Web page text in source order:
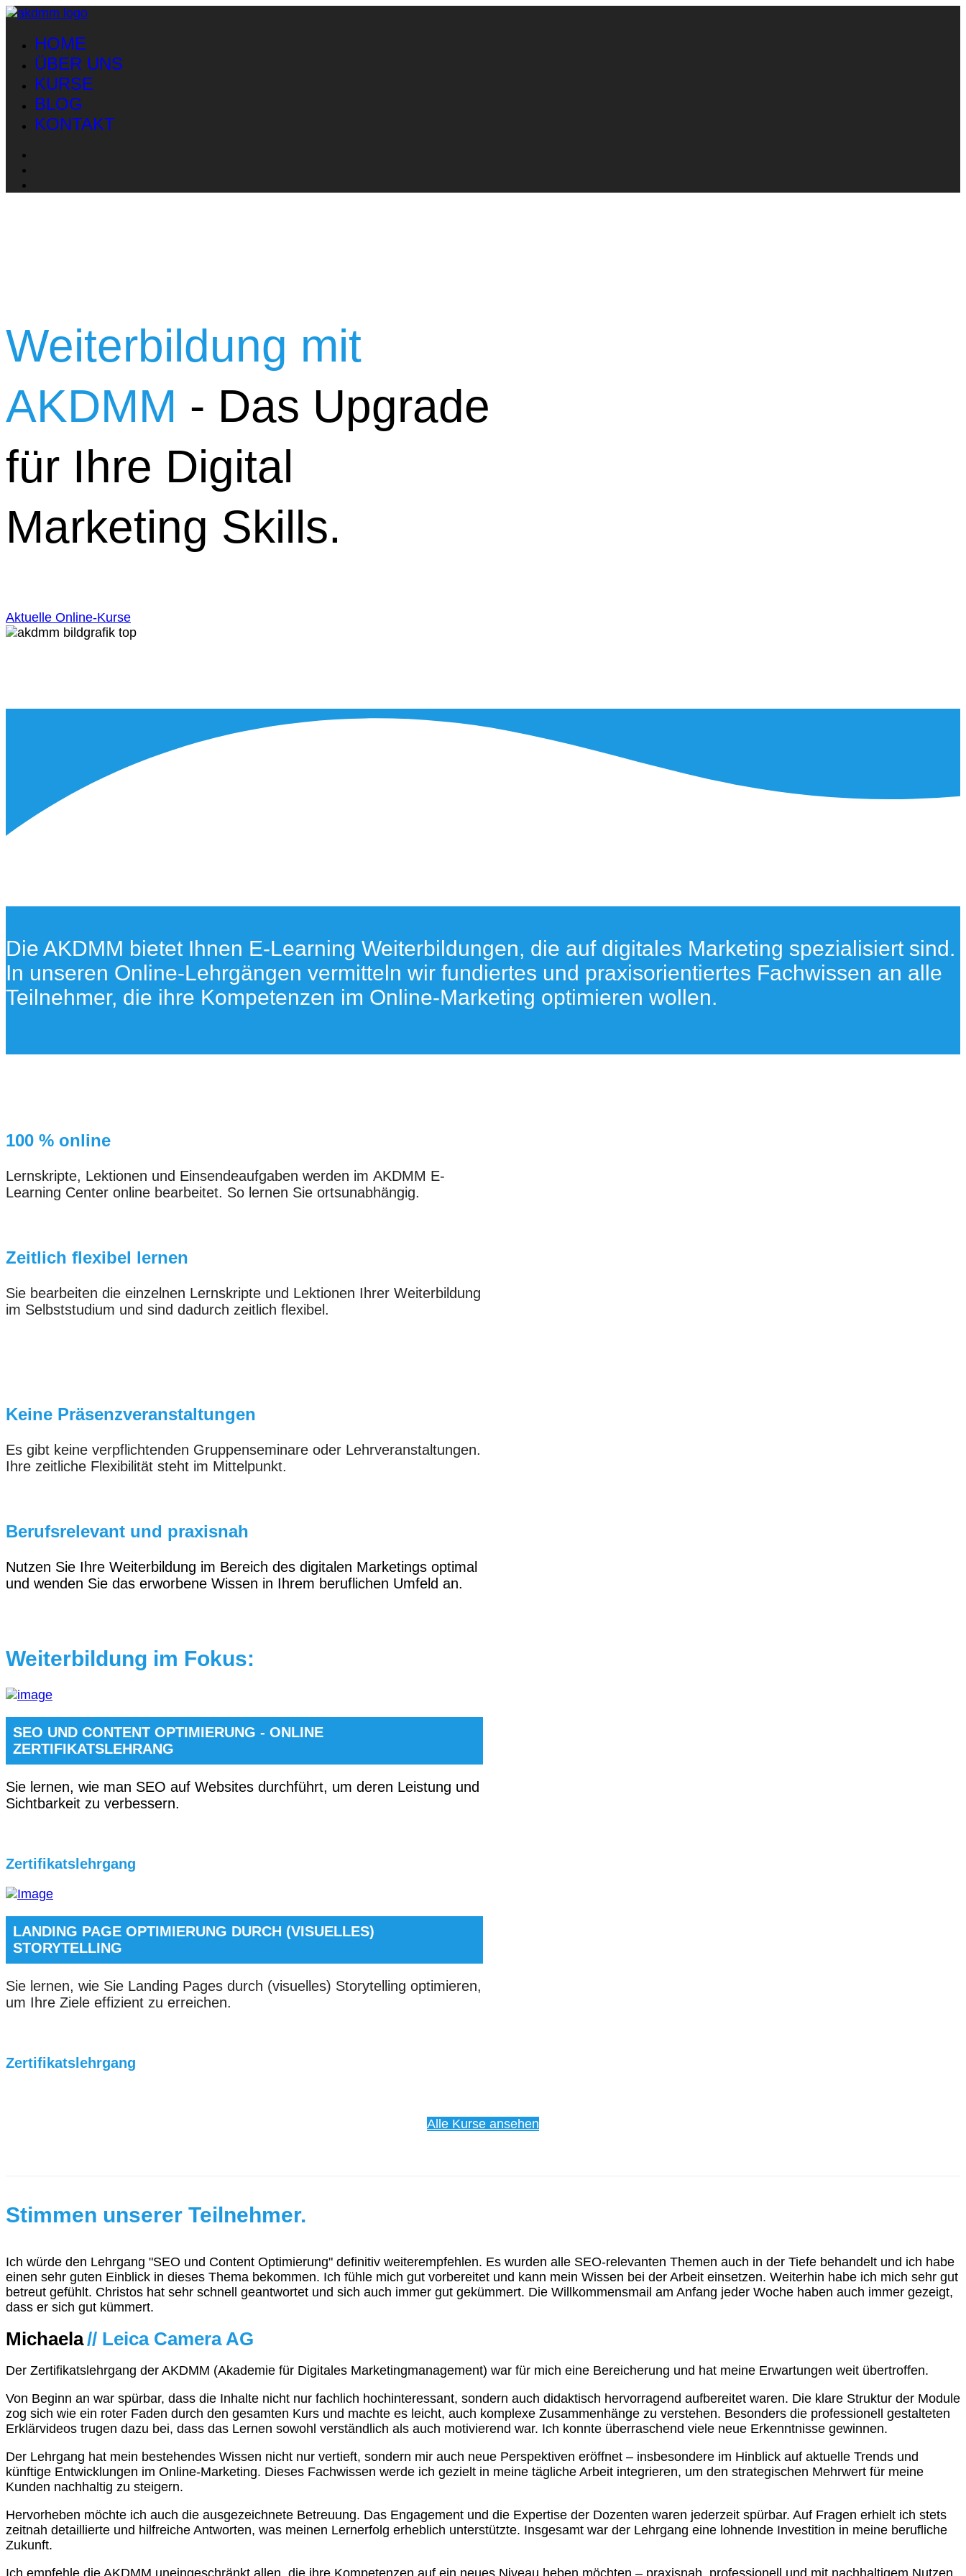
HOME
ÜBER UNS
KURSE
BLOG
KONTAKT
Weiterbildung mit
AKDMM - Das Upgrade
für Ihre Digital
Marketing Skills.
Aktuelle Online-Kurse
Die AKDMM bietet Ihnen E-Learning Weiterbildungen, die auf digitales Marketing spezialisiert sind.
In unseren Online-Lehrgängen vermitteln wir fundiertes und praxisorientiertes Fachwissen an alle
Teilnehmer, die ihre Kompetenzen im Online-Marketing optimieren wollen.
100 % online
Lernskripte, Lektionen und Einsendeaufgaben werden im AKDMM E-
Learning Center online bearbeitet. So lernen Sie ortsunabhängig.
Zeitlich flexibel lernen
Sie bearbeiten die einzelnen Lernskripte und Lektionen Ihrer Weiterbildung
im Selbststudium und sind dadurch zeitlich flexibel.
Keine Präsenzveranstaltungen
Es gibt keine verpflichtenden Gruppenseminare oder Lehrveranstaltungen.
Ihre zeitliche Flexibilität steht im Mittelpunkt.
Berufsrelevant und praxisnah
Nutzen Sie Ihre Weiterbildung im Bereich des digitalen Marketings optimal
und wenden Sie das erworbene Wissen in Ihrem beruflichen Umfeld an.
Weiterbildung im Fokus:
SEO UND CONTENT OPTIMIERUNG - ONLINE
ZERTIFIKATSLEHRANG
Sie lernen, wie man SEO auf Websites durchführt, um deren Leistung und
Sichtbarkeit zu verbessern.
Zertifikatslehrgang
LANDING PAGE OPTIMIERUNG DURCH (VISUELLES)
STORYTELLING
Sie lernen, wie Sie Landing Pages durch (visuelles) Storytelling optimieren,
um Ihre Ziele effizient zu erreichen.
Zertifikatslehrgang
Alle Kurse ansehen
Stimmen unserer Teilnehmer.
Ich würde den Lehrgang "SEO und Content Optimierung" definitiv weiterempfehlen. Es wurden alle SEO-relevanten Themen auch in der Tiefe behandelt und ich habe
einen sehr guten Einblick in dieses Thema bekommen. Ich fühle mich gut vorbereitet und kann mein Wissen bei der Arbeit einsetzen. Weiterhin habe ich mich sehr gut
betreut gefühlt. Christos hat sehr schnell geantwortet und sich auch immer gut gekümmert. Die Willkommensmail am Anfang jeder Woche haben auch immer gezeigt,
dass er sich gut kümmert.
Michaela// Leica Camera AG
Der Zertifikatslehrgang der AKDMM (Akademie für Digitales Marketingmanagement) war für mich eine Bereicherung und hat meine Erwartungen weit übertroffen.
Von Beginn an war spürbar, dass die Inhalte nicht nur fachlich hochinteressant, sondern auch didaktisch hervorragend aufbereitet waren. Die klare Struktur der Module
zog sich wie ein roter Faden durch den gesamten Kurs und machte es leicht, auch komplexe Zusammenhänge zu verstehen. Besonders die professionell gestalteten
Erklärvideos trugen dazu bei, dass das Lernen sowohl verständlich als auch motivierend war. Ich konnte überraschend viele neue Erkenntnisse gewinnen.
Der Lehrgang hat mein bestehendes Wissen nicht nur vertieft, sondern mir auch neue Perspektiven eröffnet – insbesondere im Hinblick auf aktuelle Trends und
künftige Entwicklungen im Online-Marketing. Dieses Fachwissen werde ich gezielt in meine tägliche Arbeit integrieren, um den strategischen Mehrwert für meine
Kunden nachhaltig zu steigern.
Hervorheben möchte ich auch die ausgezeichnete Betreuung. Das Engagement und die Expertise der Dozenten waren jederzeit spürbar. Auf Fragen erhielt ich stets
zeitnah detaillierte und hilfreiche Antworten, was meinen Lernerfolg erheblich unterstützte. Insgesamt war der Lehrgang eine lohnende Investition in meine berufliche
Zukunft.
Ich empfehle die AKDMM uneingeschränkt allen, die ihre Kompetenzen auf ein neues Niveau heben möchten – praxisnah, professionell und mit nachhaltigem Nutzen.